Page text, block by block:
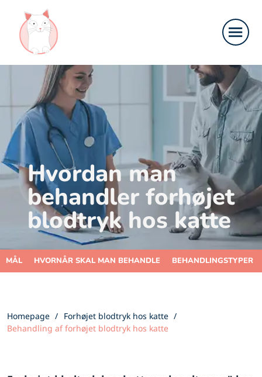
Hvordan man
behandler forhøjet
blodtryk hos katte
MÅL HVORNÅR SKAL MAN BEHANDLE BEHANDLINGSTYPER
Homepage
Forhøjet blodtryk hos katte
Behandling af forhøjet blodtryk hos katte